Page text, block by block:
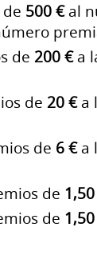
500 €al
de 200 €a
de 20 €a
de 6 €a
de
de